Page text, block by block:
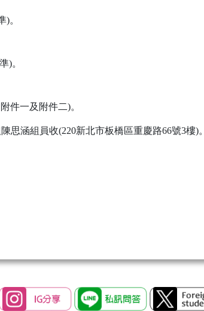
。
)。
件一及附件二)。
涵組員收(220新北市板橋區重慶路66號3樓)。